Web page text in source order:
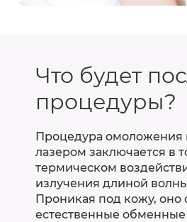
Что будет
процедуры?
Процедура
лазером заключается в
термическом
излучения длиной
Проникая под кожу, оно
естественные